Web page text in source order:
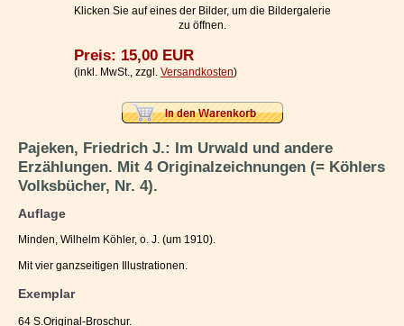
Ihr WarenkorbKlicken Sie auf eines der Bilder, um die Bildergalerie
zu öffnen.
Preis: 15,00 EUR
(inkl. MwSt., zzgl. Versandkosten)
Pajeken, Friedrich J.: Im Urwald und andere
Erzählungen. Mit 4 Originalzeichnungen (= Köhlers
Volksbücher, Nr. 4).
Auflage
Minden, Wilhelm Köhler, o. J. (um 1910).
Mit vier ganzseitigen Illustrationen.
Exemplar
64 S.Original-Broschur.